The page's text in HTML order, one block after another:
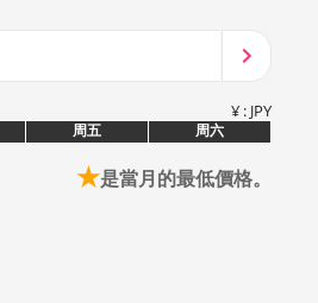
¥ : JPY
周五 周六
★是當月的最低價格。